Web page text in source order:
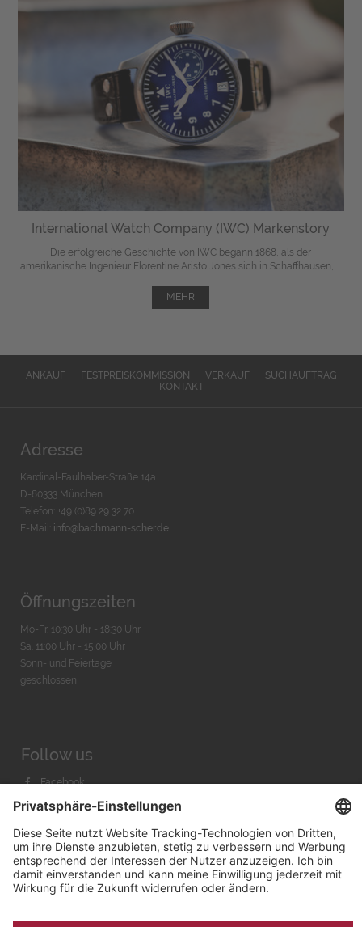
International Watch Company (IWC) Markenstory
Die erfolgreiche Geschichte von IWC begann 1868, als der
amerikanische Ingenieur Florentine Aristo Jones sich in Schaffhausen, ...
MEHR
ANKAUF FESTPREISKOMMISSION VERKAUF
SUCHAUFTRAG
KONTAKT
Adresse
Kardinal-Faulhaber-Straße 14a
D-80333 München
Telefon: +49 (0)89 29 32 70
E-Mail: info@bachmann-scher.de
Öffnungszeiten
Mo-Fr. 10:30 Uhr - 18:30 Uhr
Sa. 11:00 Uhr - 15.00 Uhr
Sonn- und Feiertage
geschlossen
Follow us
Facebook
Instagram
Youtube